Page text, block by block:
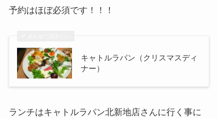
予約はほぼ必須です！！！
キャトルラパン（クリスマスディ
ナー）
ランチはキャトルラパン北新地店さんに行く事に